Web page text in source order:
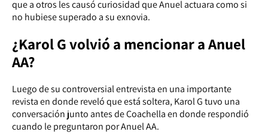
que a otros les causó curiosidad que Anuel actuara como si
no hubiese superado a su exnovia.
¿Karol G volvió a mencionar a Anuel
AA?
Luego de su controversial entrevista en una importante
revista en donde reveló que está soltera, Karol G tuvo una
conversación junto antes de Coachella en donde respondió
cuando le preguntaron por Anuel AA.